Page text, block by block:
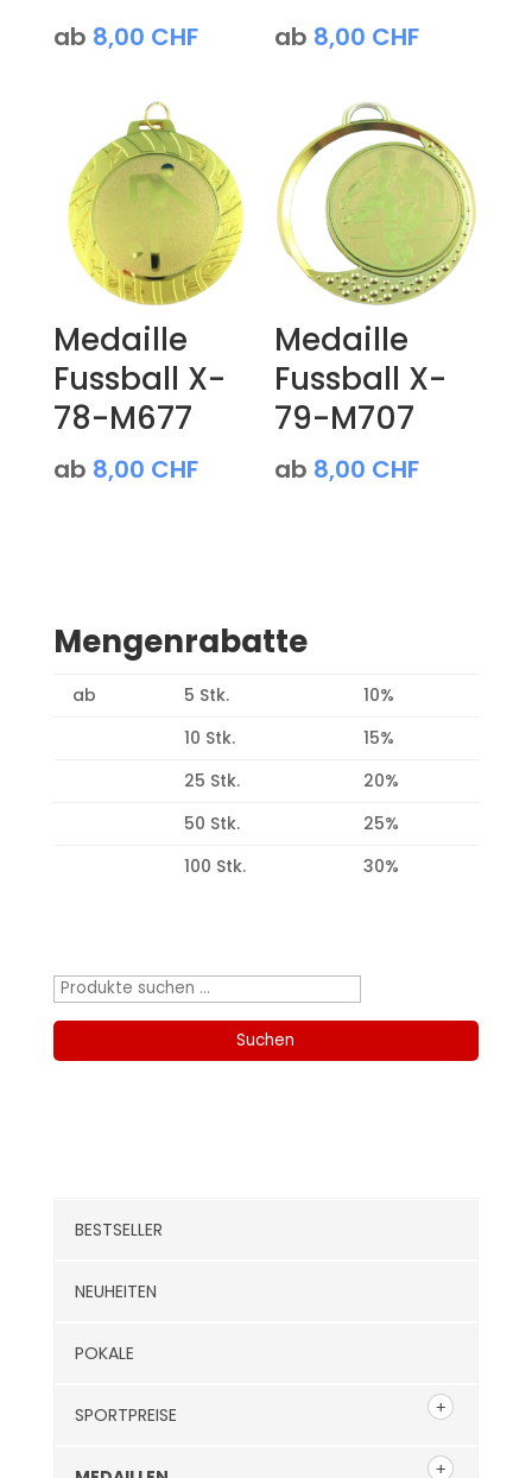
ab 8,00 CHF ab 8,00 CHF
Medaille
Fussball X-
78-M677
ab 8,00 CHF
Medaille
Fussball X-
79-M707
ab 8,00 CHF
Mengenrabatte
ab 5 Stk.
10%
10 Stk.
15%
25 Stk.
20%
50 Stk.
25%
100 Stk.
30%
Suchen
Suchen
BESTSELLER
NEUHEITEN
POKALE
SPORTPREISE